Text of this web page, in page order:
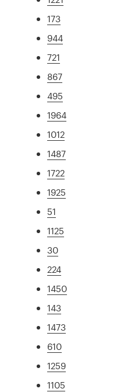
173
944
721
867
495
1964
1012
1487
1722
1925
51
1125
30
224
1450
143
1473
610
1259
1105